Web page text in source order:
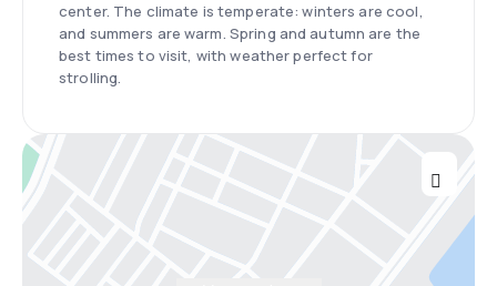
center. The climate is temperate: winters are cool,
and summers are warm. Spring and autumn are the
best times to visit, with weather perfect for
strolling.